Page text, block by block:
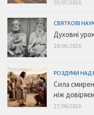
03/07/2026
СВЯТКОВІ
Духовні
28/06/2026
РОЗДУМИ НАД
Сила
ніж
27/06/2026